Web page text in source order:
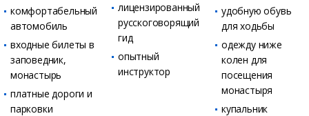
комфортабельный
автомобиль
входные билеты в
заповедник,
монастырь
платные дороги и
парковки
лицензированный
русскоговорящий
гид
опытный
инструктор
удобную обувь
для ходьбы
одежду ниже
колен для
посещения
монастыря
купальник